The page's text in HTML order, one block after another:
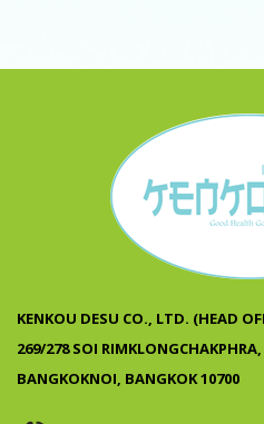
KENKOU DESU CO., LTD. (HEAD
269/278 SOI
BANGKOKNOI, BANGKOK 10700